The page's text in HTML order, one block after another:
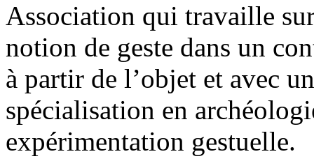
Association qui travaille
notion de geste dans un
à partir de l’objet et avec
spécialisation en
expérimentation gestuelle.